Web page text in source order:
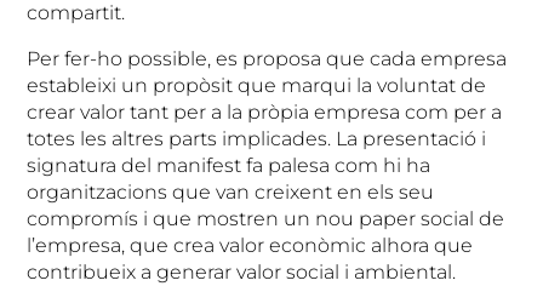
compartit.
Per fer-ho possible, es proposa que cada empresa
estableixi un propòsit que marqui la voluntat de
crear valor tant per a la pròpia empresa com per a
totes les altres parts implicades. La presentació i
signatura del manifest fa palesa com hi ha
organitzacions que van creixent en els seu
compromís i que mostren un nou paper social de
l’empresa, que crea valor econòmic alhora que
contribueix a generar valor social i ambiental.